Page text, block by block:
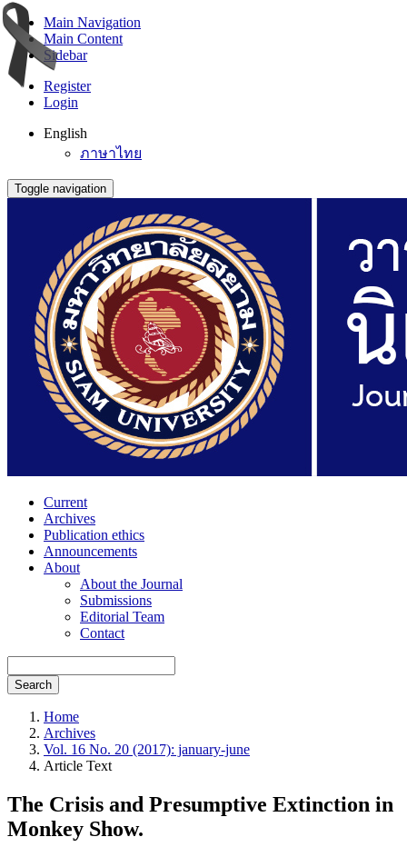
Main Navigation
Main Content
Sidebar
Register
Login
English
ภาษาไทย
Toggle navigation
Current
Archives
Publication ethics
Announcements
About
About the Journal
Submissions
Editorial Team
Contact
Search
Home
Archives
Vol. 16 No. 20 (2017): january-june
Article Text
The Crisis and Presumptive Extinction in
Monkey Show.